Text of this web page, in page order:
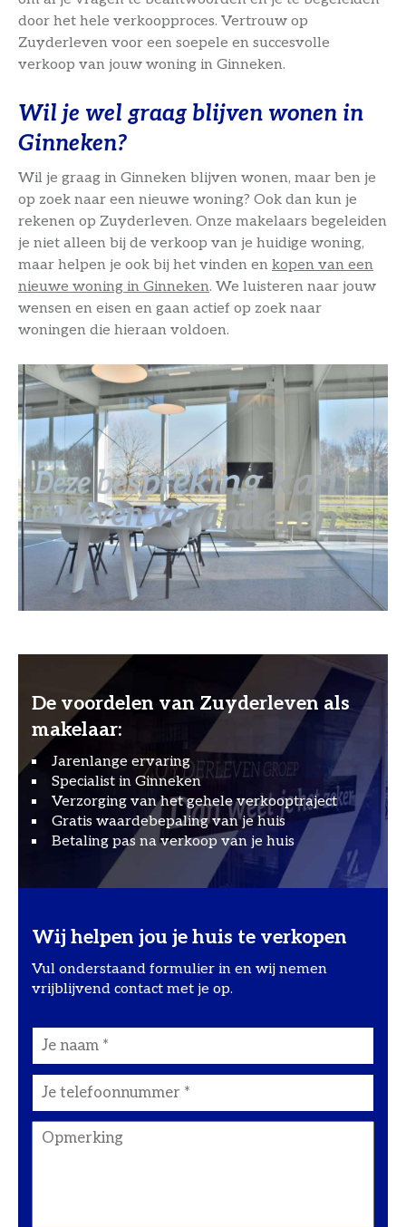
door het hele verkoopproces. Vertrouw op
Zuyderleven voor een soepele en succesvolle
verkoop van jouw woning in Ginneken.
Wil je wel graag blijven wonen in
Ginneken?
Wil je graag in Ginneken blijven wonen, maar ben je
op zoek naar een nieuwe woning? Ook dan kun je
rekenen op Zuyderleven. Onze makelaars begeleiden
je niet alleen bij de verkoop van je huidige woning,
maar helpen je ook bij het vinden en kopen van een
nieuwe woning in Ginneken. We luisteren naar jouw
wensen en eisen en gaan actief op zoek naar
woningen die hieraan voldoen.
De voordelen van Zuyderleven als
makelaar:
Jarenlange ervaring
Specialist in Ginneken
Verzorging van het gehele verkooptraject
Gratis waardebepaling van je huis
Betaling pas na verkoop van je huis
Wij helpen jou je huis te verkopen
Vul onderstaand formulier in en wij nemen
vrijblijvend contact met je op.